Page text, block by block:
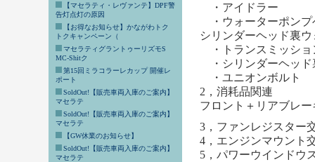
【マセラティ・レヴァンテ】DPF警
告灯点灯の原因
【お得なお知らせ】かながわトク
トクキャンペーン（
マセラティグラントゥーリズモS
MC-Shitク
第15回ミラコラーレカップ 開催レ
ポート
SoldOut!【販売車両入庫のご案内】
マセラテ
SoldOut!【販売車両入庫のご案内】
マセラテ
【GW休業のお知らせ】
SoldOut!【販売車両入庫のご案内】
マセラテ
・アイドラー
・ウォーターポンプ
シリンダーヘッド裏
・トランスミッショ
・シリンダーヘッド
・ユニオンボルト
2，消耗品関連
フロント＋リアブレ
3，ファンレジスター
4，エンジンマウント
5，パワーウインドウ